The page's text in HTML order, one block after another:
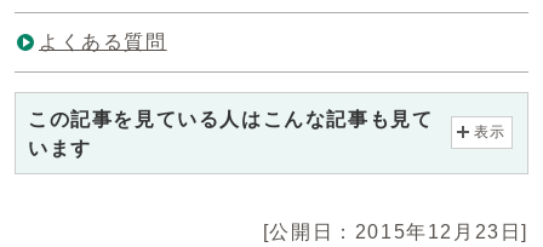
よくある質問
この記事を見ている人はこんな記事も見て
います
表示
[公開日：2015年12月23日]